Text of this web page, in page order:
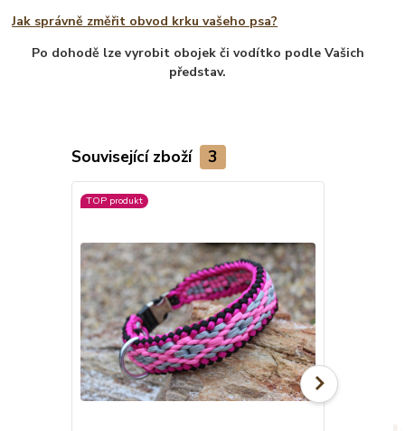
Jak správně změřit obvod krku vašeho psa?
Po dohodě lze vyrobit obojek či vodítko podle Vašich
představ.
Související zboží 3
TOP produkt